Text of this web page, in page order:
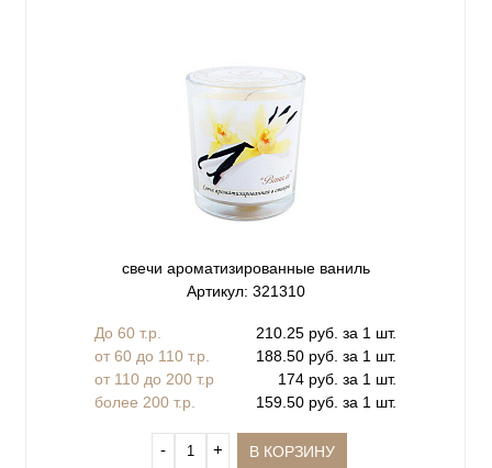
свечи ароматизированные ваниль
Артикул: 321310
До 60 т.р.
210.25 руб. за 1 шт.
от 60 до 110 т.р.
188.50 руб. за 1 шт.
от 110 до 200 т.р
174 руб. за 1 шт.
более 200 т.р.
159.50 руб. за 1 шт.
‐ + В КОРЗИНУ